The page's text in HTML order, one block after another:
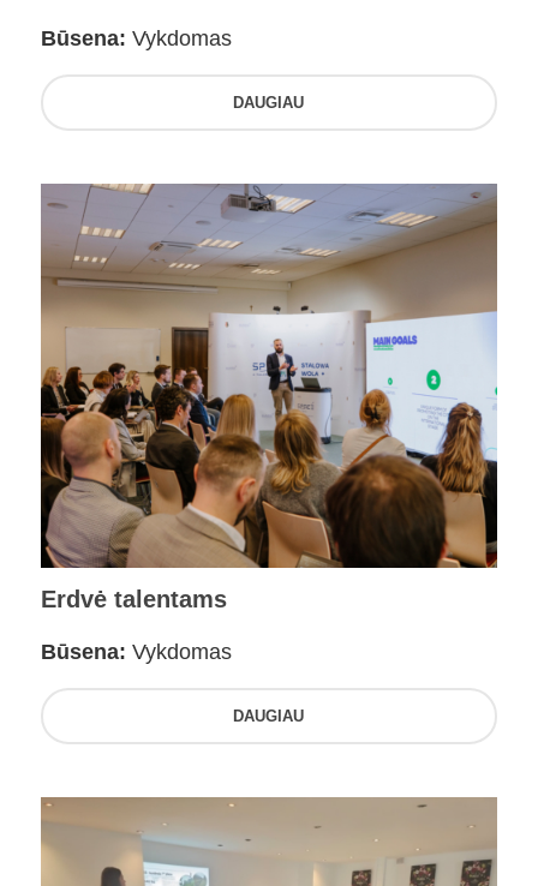
Būsena: Vykdomas
DAUGIAU
Erdvė talentams
Būsena: Vykdomas
DAUGIAU